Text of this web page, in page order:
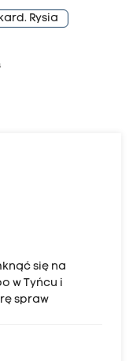
Rysia
się na
w Tyńcu i
spraw